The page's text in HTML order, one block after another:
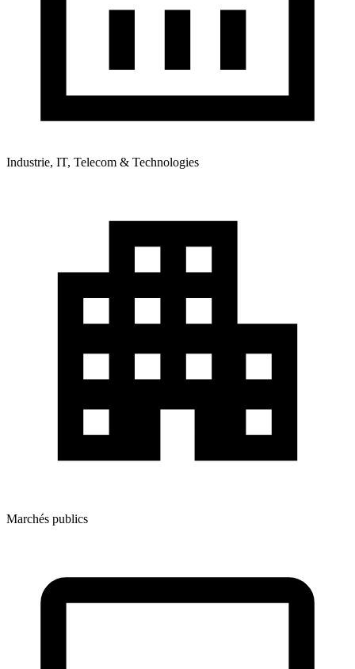
Industrie, IT, Telecom & Technologies
Marchés publics